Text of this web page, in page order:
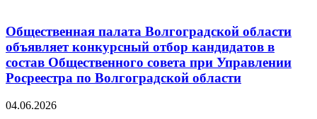
Общественная палата Волгоградской области
объявляет конкурсный отбор кандидатов в
состав Общественного совета при Управлении
Росреестра по Волгоградской области
04.06.2026